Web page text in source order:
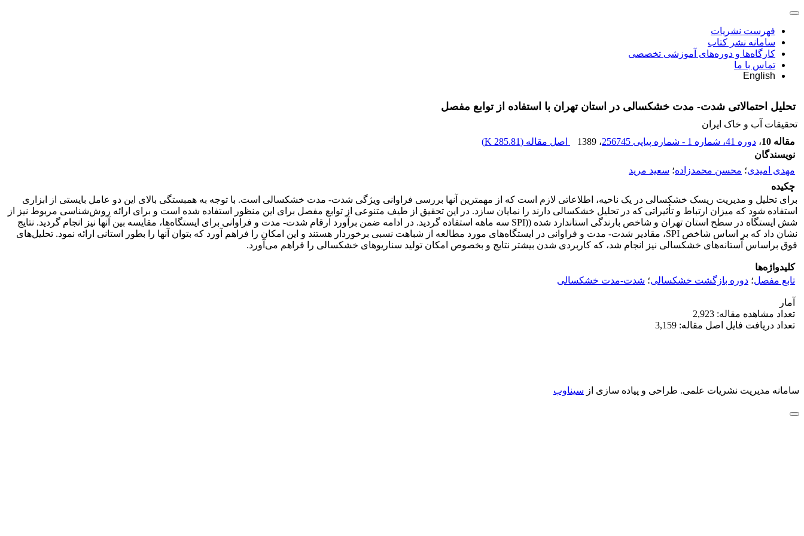
فهرست نشریات
سامانه نشر کتاب
کارگاه‌ها و دوره‌های آموزشی تخصصی
تماس با ما
English
تحلیل احتمالاتی شدت- مدت خشکسالی در استان تهران با استفاده از توابع مفصل
تحقیقات آب و خاک ایران
مقاله 10
، دوره 41، شماره 1 - شماره پیاپی 256745 ، 1389 اصل مقاله (285.81 K
)
نویسندگان
مهدی امیدی؛ محسن محمدزاده؛ سعید مرید
چکیده
برای تحلیل و مدیریت ریسک خشکسالی در یک ناحیه، اطلاعاتی لازم است که از مهمترین آنها بررسی فراوانی ویژگی شدت- مدت خشکسالی است. با توجه به همبستگی بالای این دو عامل بایستی از ابزاری
استفاده شود که میزان ارتباط و تأثیراتی که در تحلیل خشکسالی دارند را نمایان سازد. در این تحقیق از طیف متنوعی از توابع مفصل برای این منظور استفاده شده است و برای ارائه روش‌شناسی مربوط نیز از
شش ایستگاه در سطح استان تهران و شاخص بارندگی استاندارد شده ((SPI سه ماهه استفاده گردید. در ادامه ضمن برآورد ارقام شدت- مدت و فراوانی برای ایستگاه‌ها، مقایسه‌ بین آنها نیز انجام گردید. نتایج
نشان داد که بر اساس شاخص SPI، مقادیر شدت- مدت و فراوانی در ایستگاه‌های مورد مطالعه از شباهت نسبی برخوردار هستند و این امکان را فراهم آورد که بتوان آنها را بطور استانی ارائه نمود. تحلیل‌های
فوق براساس آستانه‌های خشکسالی نیز انجام شد، که کاربردی شدن بیشتر نتایج و بخصوص امکان تولید سناریوهای خشکسالی را فراهم می‌آورد.
کلیدواژه‌ها
تابع مفصل؛ دوره بازگشت خشکسالی؛ شدت-مدت خشکسالی
آمار
تعداد مشاهده مقاله: 2,923
تعداد دریافت فایل اصل مقاله: 3,159
سامانه مدیریت نشریات علمی. طراحی و پیاده سازی از سیناوب